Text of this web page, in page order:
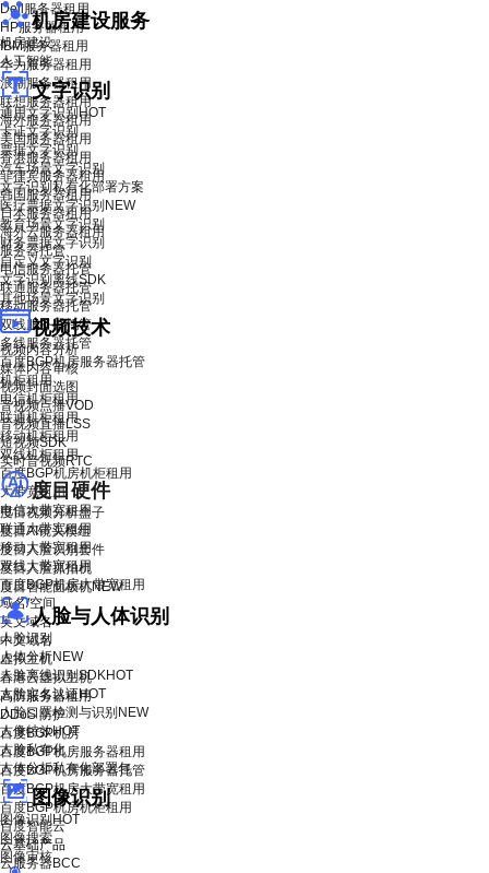
机房建设服务
机房建设
人工智能
文字识别
通用文字识别 HOT
卡证文字识别
票据文字识别
汽车场景文字识别
文字识别私有化部署方案
医疗票据文字识别 NEW
教育场景文字识别
财务票据文字识别
自定义文字识别
文字识别离线SDK
其他场景文字识别
视频技术
视频内容分析
媒体内容审核
视频封面选图
音视频点播VOD
音视频直播LSS
短视频SDK
实时音视频RTC
度目硬件
度目视频分析盒子
度目AI镜头模组
度目人脸识别套件
度目人脸抓拍机
度目智能面板机NEW
人脸与人体识别
人脸识别
人体分析NEW
人脸离线识别SDKHOT
人脸实名认证HOT
人脸口罩检测与识别 NEW
人像特效HOT
人脸私有化
人体分析私有化部署包
图像识别
图像识别HOT
图像搜索
图像审核
Dell服务器租用
HP服务器租用
IBM服务器租用
华为服务器租用
浪潮服务器租用
联想服务器租用
海外服务器租用
美国服务器租用
香港服务器租用
菲律宾服务器租用
韩国服务器租用
日本服务器租用
海外云服务器租用
服务器托管
电信服务器托管
联通服务器托管
移动服务器托管
双线服务器托管
多线服务器托管
百度BGP机房服务器托管
机柜租用
电信机柜租用
联通机柜租用
移动机柜租用
双线机柜租用
百度BGP机房机柜租用
大带宽租用
电信大带宽租用
联通大带宽租用
移动大带宽租用
双线大带宽租用
百度BGP机房大带宽租用
域名/空间
英文域名
中文域名
虚拟主机
香港云虚拟主机
高防服务器租用
DDoS 防护
百度BGP机房
百度BGP机房服务器租用
百度BGP机房服务器托管
百度BGP机房大带宽租用
百度BGP机房机柜租用
百度智能云
云基础产品
云服务器BCC